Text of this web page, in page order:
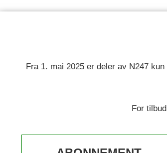
Fra 1. mai 2025 er deler av N247
For